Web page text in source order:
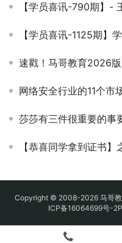
【学员喜讯-790期】- 王老师Linux
【学员喜讯-1125期】学员专升本去年
速戳！马哥教育2026版GO
网络安全行业的11个市
莎莎有三件很重要的事
【恭喜同学拿到证书】
Copyright © 2008-2026 马哥
ICP备16064699号-2